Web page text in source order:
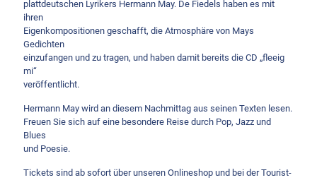
plattdeutschen Lyrikers Hermann May. De Fiedels haben es mit
ihren
Eigenkompositionen geschafft, die Atmosphäre von Mays
Gedichten
einzufangen und zu tragen, und haben damit bereits die CD „fleeig
mi“
veröffentlicht.
Hermann May wird an diesem Nachmittag aus seinen Texten lesen.
Freuen Sie sich auf eine besondere Reise durch Pop, Jazz und
Blues
und Poesie.
Tickets sind ab sofort über unseren Onlineshop und bei der Tourist-